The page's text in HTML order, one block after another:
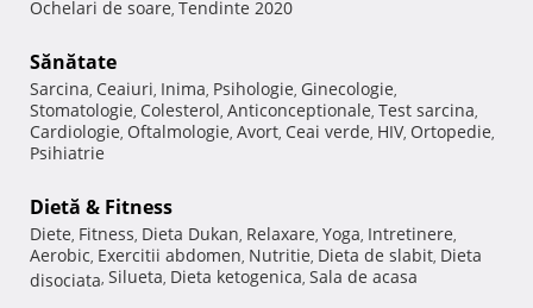
Ochelari de soare, Tendinte 2020
Sănătate
Sarcina, Ceaiuri, Inima, Psihologie, Ginecologie,
Stomatologie, Colesterol, Anticonceptionale, Test sarcina,
Cardiologie, Oftalmologie, Avort, Ceai verde, HIV, Ortopedie,
Psihiatrie
Dietă & Fitness
Diete, Fitness, Dieta Dukan, Relaxare, Yoga, Intretinere,
Aerobic, Exercitii abdomen, Nutritie, Dieta de slabit, Dieta
disociata, Silueta, Dieta ketogenica, Sala de acasa